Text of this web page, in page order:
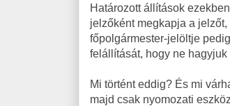
Határozott állítások
jelzőként megkapja a
főpolgármester-jelöltje
felállítását, hogy ne
Mi történt eddig? És mi
majd csak nyomozati